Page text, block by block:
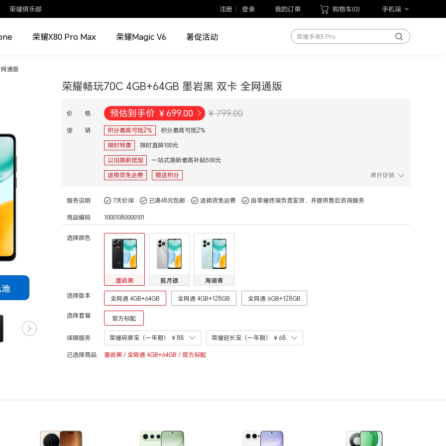
荣耀俱乐部 注册 登录 我的订单 购物车(0) 手机端
荣耀X80 Pro Max 荣耀Magic V6 暑促活动
荣耀Magic V Flip2
荣耀手表5 Pro
荣耀WIN游戏本
通版
荣耀畅玩70C 4GB+64GB 墨岩黑 双卡 全网通版
价 格 预估到手价 ¥ 699.00 ¥ 799.00
促 销 积分最高可抵2%
积分最高可抵2%
限时特惠
限时直降100元
以旧换新抵现
一站式换新最高补贴500元
退换货免运费
赠送积分 展开促销
服务说明 7天价保 已满48元包邮 退换货免运费 由荣耀终端负责发货，并提供售后咨询服务
商品编码 10001080000101
选择颜色
墨岩黑 揽月银
海湖青
选择版本
全网通 4GB+64GB 全网通 4GB+128GB 全网通 6GB+128GB
选择套餐 官方标配
保障服务 荣耀碎屏宝（一年期） ￥88 荣耀延长宝（一年期） ￥68
已选择商品: 墨岩黑 / 全网通 4GB+64GB / 官方标配